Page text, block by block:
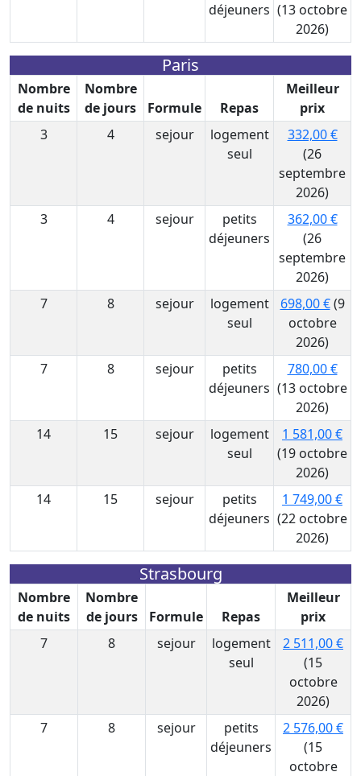
déjeuners (13 octobre
2026)
Paris
Nombre
de nuits
Nombre
de jours
Formule Repas
Meilleur
prix
3
4 sejour
logement
seul
332,00 €
(26
septembre
2026)
3
4 sejour
petits
déjeuners
362,00 €
(26
septembre
2026)
7
8 sejour
logement
seul
698,00 €(9
octobre
2026)
7
8 sejour
petits
déjeuners
780,00 €
(13 octobre
2026)
14
15 sejour
logement
seul
1 581,00 €
(19 octobre
2026)
14
15 sejour
petits
déjeuners
1 749,00 €
(22 octobre
2026)
Strasbourg
Nombre
de nuits
Nombre
de jours
Formule Repas
Meilleur
prix
7
8 sejour
logement
seul
2 511,00 €
(15
octobre
2026)
7
8 sejour
petits
déjeuners
2 576,00 €
(15
octobre